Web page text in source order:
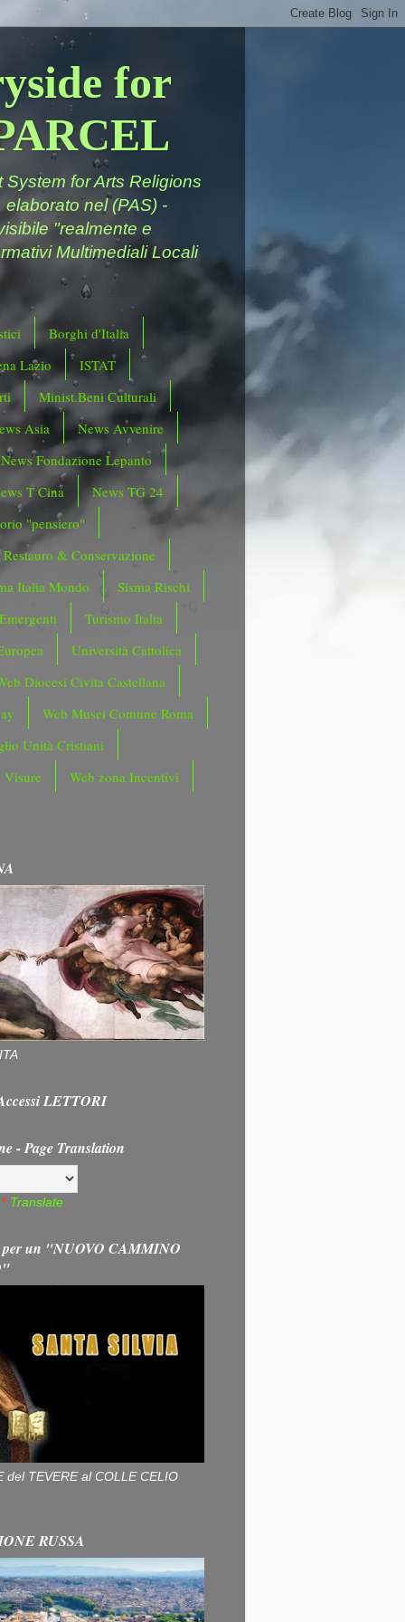
for
for Arts Religions
nel (PAS) -
"realmente e
Multimediali Locali
Borghi d'Italia
Lazio
ISTAT
Minist.Beni Culturali
Asia
News Avvenire
News Fondazione Lepanto
T Cina
News TG 24
"pensiero"
Restauro & Conservazione
Italia Mondo
Sisma Rischi
Turismo Italia
Università Cattolica
Diocesi Civita Castellana
Web Musei Comune Roma
Unità Cristiani
Visure
Web zona Incentivi
LETTORI
- Page Translation
Translate
per un "NUOVO CAMMINO
del TEVERE al COLLE CELIO
RUSSA